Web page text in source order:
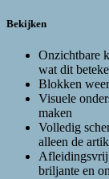
Bekijken
Onzichtbare
wat dit
Blokken
Visuele
maken
Volledig
alleen de
Afleidingsvrij
briljante en